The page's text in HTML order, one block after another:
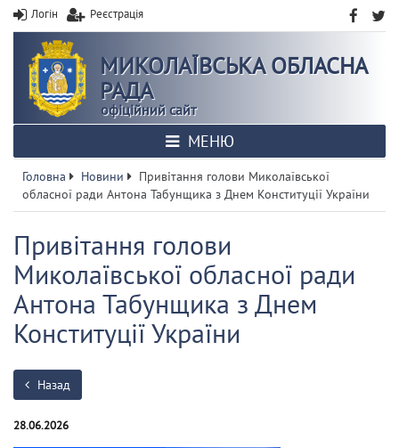
Логін Реєстрація
МИКОЛАЇВСЬКА ОБЛАСНА
РАДА
офіційний сайт
МЕНЮ
Головна Новини
Привітання голови Миколаївської
обласної ради Антона Табунщика з Днем Конституції України
Привітання голови
Миколаївської обласної ради
Антона Табунщика з Днем
Конституції України
Назад
28.06.2026